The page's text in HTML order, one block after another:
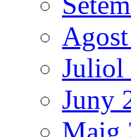
Juliol
Juny
Maig